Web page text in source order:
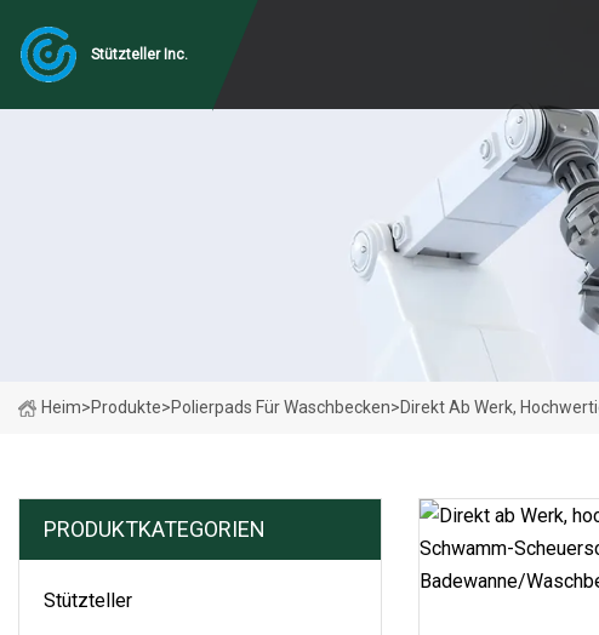
Stützteller Inc.
Heim>Produkte>Polierpads Für Waschbecken>Direkt Ab Werk,
PRODUKTKATEGORIEN
Stützteller